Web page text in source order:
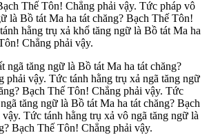
Thế Tôn! Chẳng phải vậy. Tức pháp vô
là Bồ tát Ma ha tát chăng? Bạch Thế Tôn!
hằng trụ xả khổ tăng ngữ là Bồ tát Ma ha
Chẳng phải vậy.
ngã tăng ngữ là Bồ tát Ma ha tát chăng?
phải vậy. Tức tánh hằng trụ xả ngã tăng ngữ
Bạch Thế Tôn! Chẳng phải vậy. Tức
tăng ngữ là Bồ tát Ma ha tát chăng? Bạch
Tức tánh hằng trụ xả vô ngã tăng ngữ là
Bạch Thế Tôn! Chẳng phải vậy.